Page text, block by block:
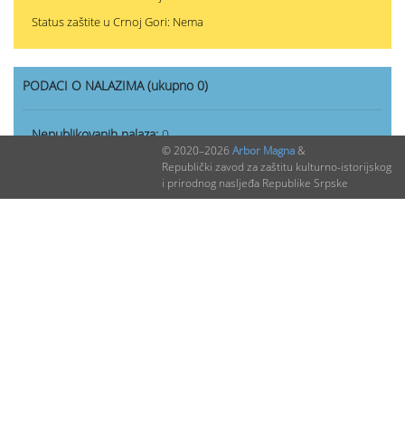
Status zaštite u Crnoj Gori: Nema
PODACI O NALAZIMA (ukupno 0)
Nepublikovanih nalaza:0
© 2020–2026 Arbor Magna&
Republički zavod za zaštitu kulturno-istorijskog
i prirodnog nasljeđa Republike Srpske